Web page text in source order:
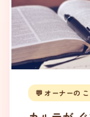
💬 オーナーの